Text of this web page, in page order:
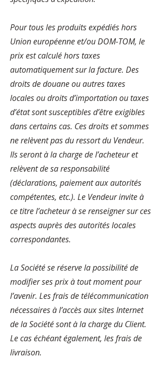
Pour tous les produits expédiés hors
Union européenne et/ou DOM-TOM, le
prix est calculé hors taxes
automatiquement sur la facture. Des
droits de douane ou autres taxes
locales ou droits d’importation ou taxes
d’état sont susceptibles d’être exigibles
dans certains cas. Ces droits et sommes
ne relèvent pas du ressort du Vendeur.
Ils seront à la charge de l’acheteur et
relèvent de sa responsabilité
(déclarations, paiement aux autorités
compétentes, etc.). Le Vendeur invite à
ce titre l’acheteur à se renseigner sur ces
aspects auprès des autorités locales
correspondantes.
La Société se réserve la possibilité de
modifier ses prix à tout moment pour
l’avenir. Les frais de télécommunication
nécessaires à l’accès aux sites Internet
de la Société sont à la charge du Client.
Le cas échéant également, les frais de
livraison.